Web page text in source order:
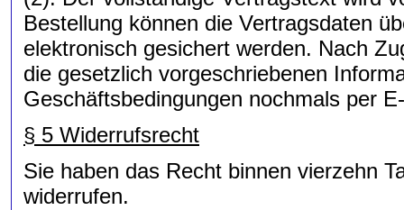
Bestellung können die Vertragsdaten
elektronisch gesichert werden. Nach
die gesetzlich vorgeschriebenen
Geschäftsbedingungen nochmals per
§ 5 Widerrufsrecht
Sie haben das Recht binnen vierzehn
widerrufen.